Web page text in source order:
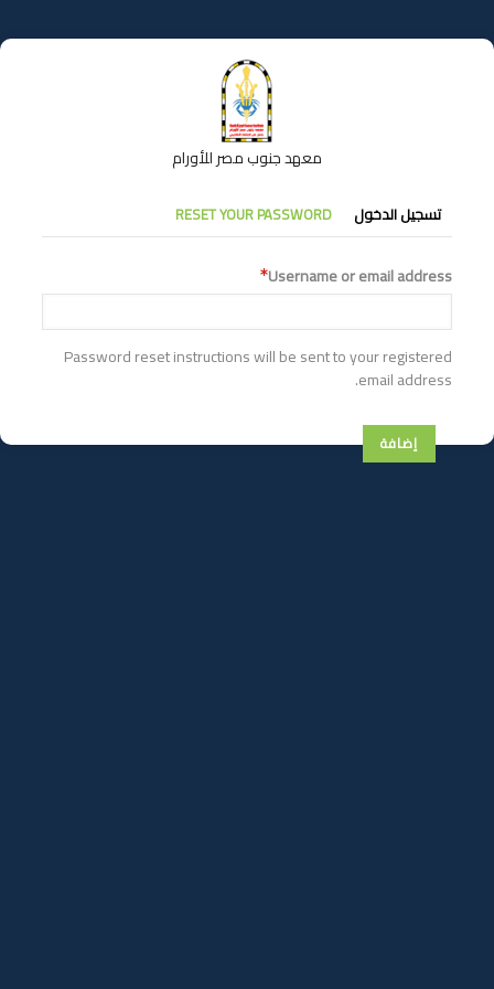
إلى
المحتوى
معهد جنوب مصر للأورام
التبويبات
الأساسية
تسجيل الدخول RESET YOUR PASSWORD
Username or email address
Password reset instructions will be sent to your registered
email address.